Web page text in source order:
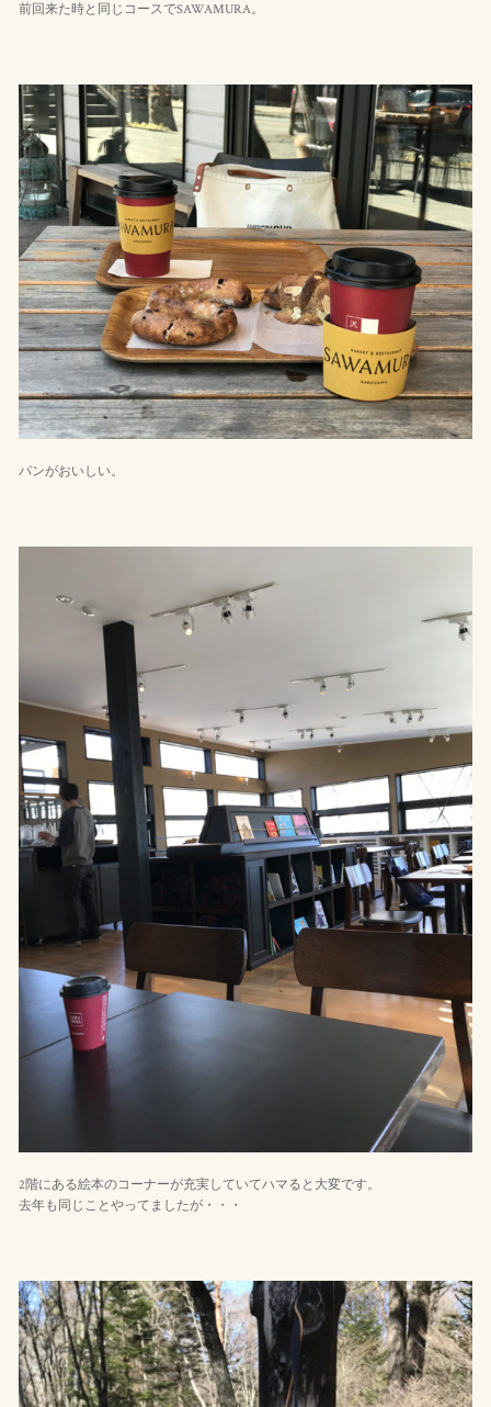
前回来た時と同じコースでSAWAMURA。
パンがおいしい。
2階にある絵本のコーナーが充実していてハマると大変です。
去年も同じことやってましたが・・・